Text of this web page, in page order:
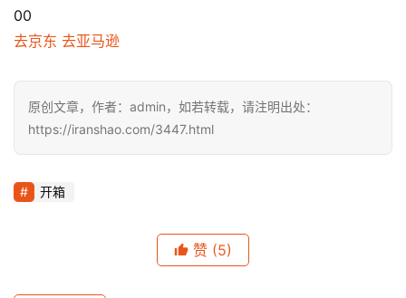
00
去京东 去亚马逊
原创文章，作者：admin，如若转载，请注明出处：
https://iranshao.com/3447.html
开箱
赞 (5)